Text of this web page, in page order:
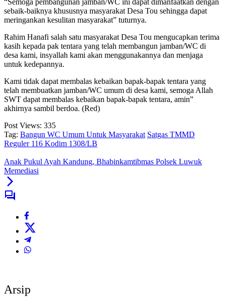
“Semoga pembangunan jamban/WC ini dapat dimanfaatkan dengan
sebaik-baiknya khususnya masyarakat Desa Tou sehingga dapat
meringankan kesulitan masyarakat” tuturnya.
Rahim Hanafi salah satu masyarakat Desa Tou mengucapkan terima
kasih kepada pak tentara yang telah membangun jamban/WC di
desa kami, insyallah kami akan menggunakannya dan menjaga
untuk kedepannya.
Kami tidak dapat membalas kebaikan bapak-bapak tentara yang
telah membuatkan jamban/WC umum di desa kami, semoga Allah
SWT dapat membalas kebaikan bapak-bapak tentara, amin”
akhirnya sambil berdoa. (Red)
Post Views: 335
Tag: Bangun WC Umum Untuk Masyarakat Satgas TMMD
Reguler 116 Kodim 1308/LB
Anak Pukul Ayah Kandung, Bhabinkamtibmas Polsek Luwuk
Memediasi
Arsip